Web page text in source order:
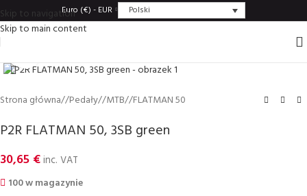
Skip to navigation
Skip to main content
Euro (€) - EUR Polski
Strona główna/ Pedały/ MTB/ FLATMAN 50
P2R FLATMAN 50, 3SB green
30,65 €inc. VAT
100 w magazynie